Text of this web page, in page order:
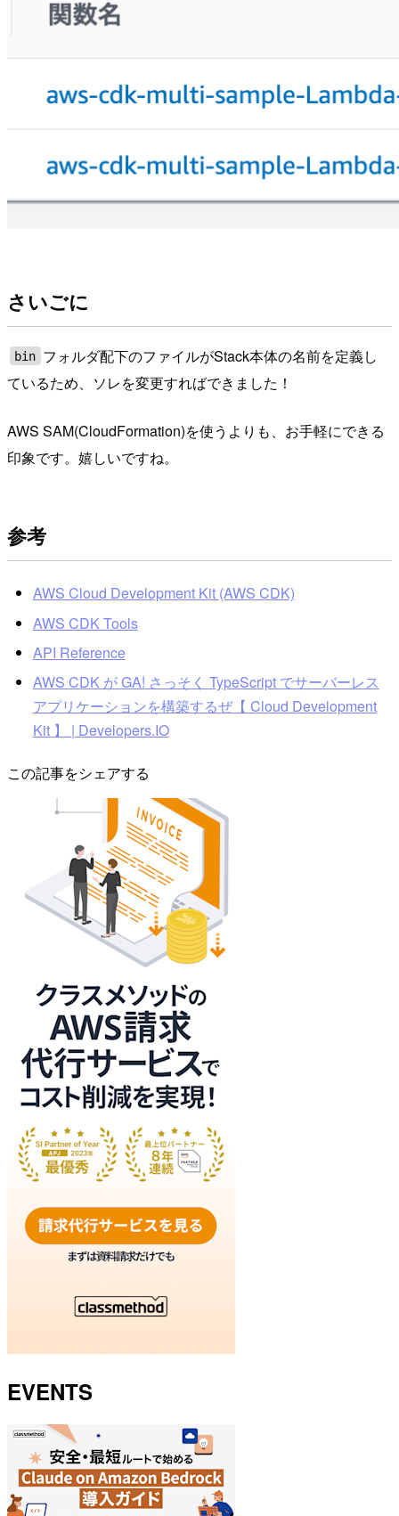
さいごに
bin フォルダ配下のファイルがStack本体の名前を定義し
ているため、ソレを変更すればできました！
AWS SAM(CloudFormation)を使うよりも、お手軽にできる
印象です。嬉しいですね。
参考
AWS Cloud Development Kit (AWS CDK)
AWS CDK Tools
API Reference
AWS CDK が GA! さっそく TypeScript でサーバーレス
アプリケーションを構築するぜ【 Cloud Development
Kit 】 | Developers.IO
この記事をシェアする
EVENTS